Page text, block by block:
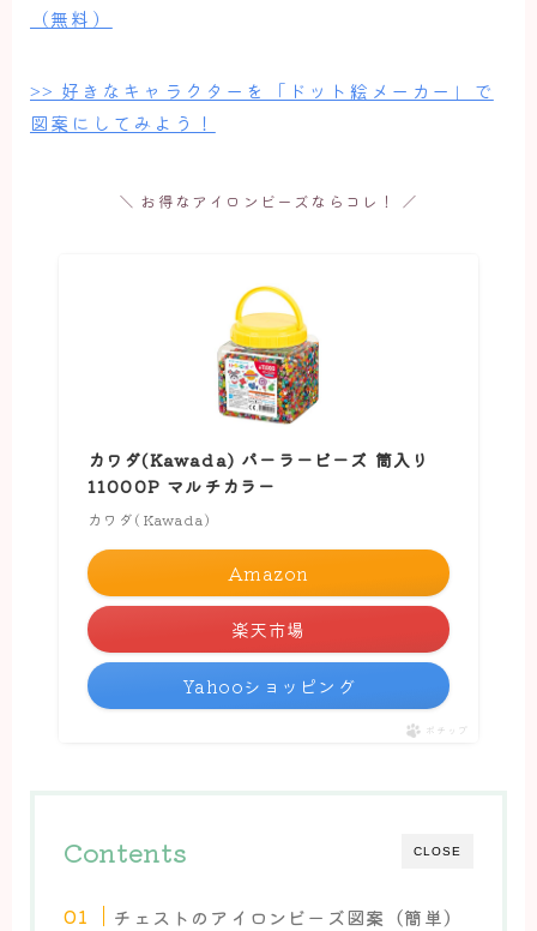
（無料）
>> 好きなキャラクターを「ドット絵メーカー」で
図案にしてみよう！
＼ お得なアイロンビーズならコレ！ ／
カワダ(Kawada) パーラービーズ 筒入り
11000P マルチカラー
カワダ(Kawada)
Amazon
楽天市場
Yahooショッピング
ポチップ
CLOSE
Contents
チェストのアイロンビーズ図案（簡単）